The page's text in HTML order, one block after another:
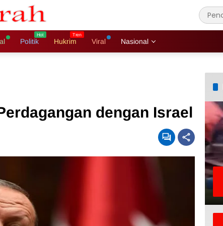
Politik Hukrim Viral Nasional
dengan Israel